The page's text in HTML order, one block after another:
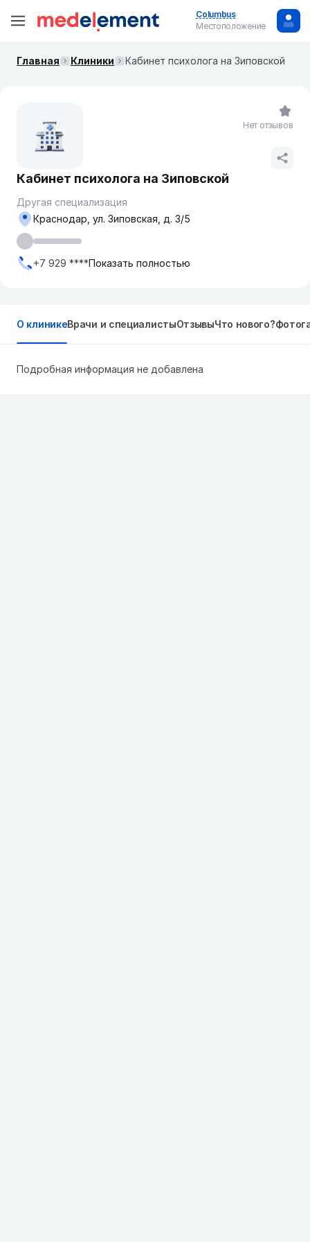
Columbus
Местоположение
Главная Клиники Кабинет психолога на Зиповской
Кабинет психолога на Зиповской
Другая специализация
Краснодар, ул. ​Зиповская, д. 3/5
+7 929 ****Показать полностью
Нет отзывов
О клиникеВрачи и специалистыОтзывыЧто нового?
Подробная информация не добавлена